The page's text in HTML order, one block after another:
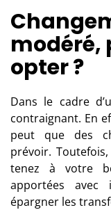
modéré,
opter ?
Dans le cadre
contraignant. En
peut que des
prévoir.
tenez à votre
apportées avec
épargner les